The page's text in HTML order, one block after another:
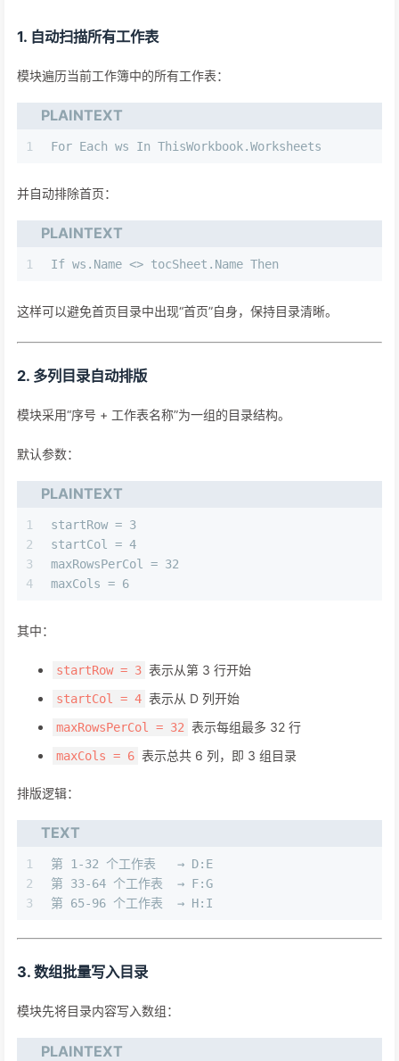
1. 自动扫描所有工作表
模块遍历当前工作簿中的所有工作表：
PLAINTEXT
1 For Each ws In ThisWorkbook.Worksheets
并自动排除首页：
PLAINTEXT
1 If ws.Name <> tocSheet.Name Then
这样可以避免首页目录中出现“首页”自身，保持目录清晰。
2. 多列目录自动排版
模块采用“序号 + 工作表名称”为一组的目录结构。
默认参数：
PLAINTEXT
1
2
3
4
startRow = 3
startCol = 4
maxRowsPerCol = 32
maxCols = 6
其中：
startRow = 3 表示从第 3 行开始
startCol = 4 表示从 D 列开始
maxRowsPerCol = 32 表示每组最多 32 行
maxCols = 6 表示总共 6 列，即 3 组目录
排版逻辑：
TEXT
1
2
3
第 1-32 个工作表   → D:E
第 33-64 个工作表  → F:G
第 65-96 个工作表  → H:I
3. 数组批量写入目录
模块先将目录内容写入数组：
PLAINTEXT